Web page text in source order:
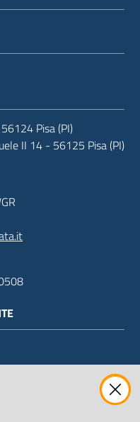
Pisa (PI)
II 14 - 56125 Pisa (PI)